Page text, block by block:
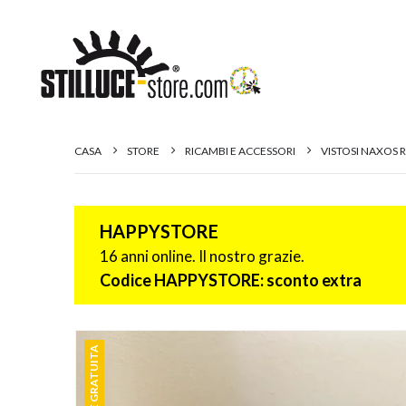
CASA STORE RICAMBI E ACCESSORI VISTOSI NAXOS
HAPPYSTORE
16 anni online. Il nostro grazie.
Codice HAPPYSTORE: sconto extra